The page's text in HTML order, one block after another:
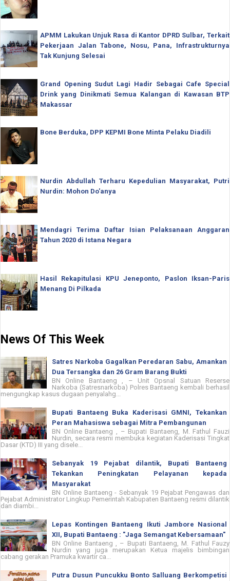
APMM Lakukan Unjuk Rasa di Kantor DPRD Sulbar, Terkait
Pekerjaan Jalan Tabone, Nosu, Pana, Infrastrukturnya
Tak Kunjung Selesai
Grand Opening Sudut Lagi Hadir Sebagai Cafe Special
Drink yang Dinikmati Semua Kalangan di Kawasan BTP
Makassar
Bone Berduka, DPP KEPMI Bone Minta Pelaku Diadili
Nurdin Abdullah Terharu Kepedulian Masyarakat, Putri
Nurdin: Mohon Do'anya
Mendagri Terima Daftar Isian Pelaksanaan Anggaran
Tahun 2020 di Istana Negara
Hasil Rekapitulasi KPU Jeneponto, Paslon Iksan-Paris
Menang Di Pilkada
News Of This Week
Satres Narkoba Gagalkan Peredaran Sabu, Amankan
Dua Tersangka dan 26 Gram Barang Bukti
BN Online Bantaeng , – Unit Opsnal Satuan Reserse
Narkoba (Satresnarkoba) Polres Bantaeng kembali berhasil
mengungkap kasus dugaan penyalahg...
Bupati Bantaeng Buka Kaderisasi GMNI, Tekankan
Peran Mahasiswa sebagai Mitra Pembangunan
BN Online Bantaeng , – Bupati Bantaeng, M. Fathul Fauzi
Nurdin, secara resmi membuka kegiatan Kaderisasi Tingkat
Dasar (KTD) III yang disele...
Sebanyak 19 Pejabat dilantik, Bupati Bantaeng
Tekankan Peningkatan Pelayanan kepada
Masyarakat
BN Online Bantaeng - Sebanyak 19 Pejabat Pengawas dan
Pejabat Administrator Lingkup Pemerintah Kabupaten Bantaeng resmi dilantik
dan diambi...
Lepas Kontingen Bantaeng Ikuti Jambore Nasional
XII, Bupati Bantaeng : "Jaga Semangat Kebersamaan"
BN Online Bantaeng , – Bupati Bantaeng, M. Fathul Fauzy
Nurdin yang juga merupakan Ketua majelis bimbingan
cabang gerakan Pramuka kwartir ca...
Putra Dusun Puncukku Bonto Salluang Berkompetisi